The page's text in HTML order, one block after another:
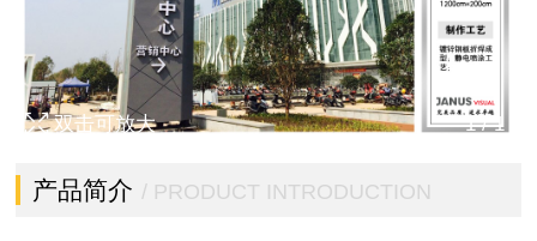
1/1
双击可放大
产品简介 / PRODUCT INTRODUCTION